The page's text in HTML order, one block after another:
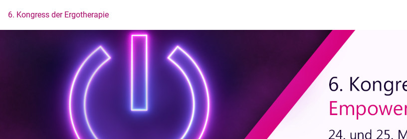
Zur Startseite
6. Kongress der Ergotherapie